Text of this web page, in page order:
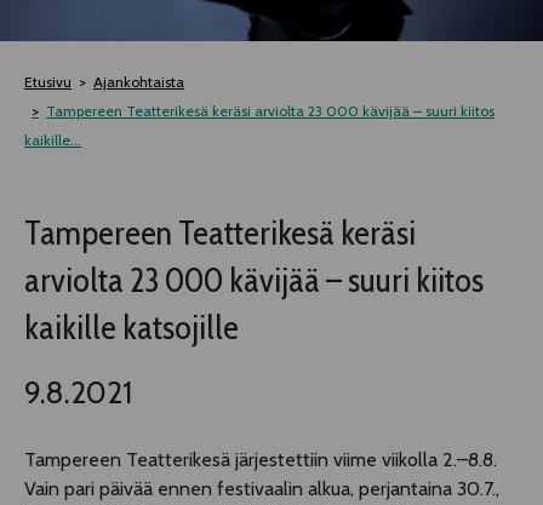
TELTTALAB
OFF TAMPERE
MUU OHJELMISTO
Etusivu
Ajankohtaista
Tampereen Teatterikesä keräsi arviolta 23 000 kävijää – suuri kiitos
kaikille...
Tampereen Teatterikesä keräsi
arviolta 23 000 kävijää – suuri kiitos
kaikille katsojille
9.8.2021
Tampereen Teatterikesä järjestettiin viime viikolla 2.–8.8.
Vain pari päivää ennen festivaalin alkua, perjantaina 30.7.,